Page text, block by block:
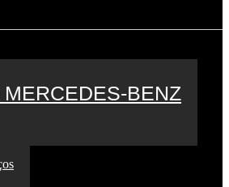
MERCEDES-BENZ